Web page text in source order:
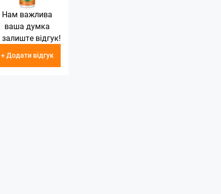
Нам важлива
ваша думка
відгук!
+ Додати відгук